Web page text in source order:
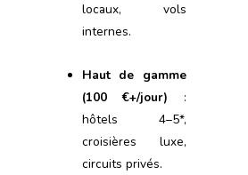
locaux, vols
internes.
Haut de gamme
(100 €+/jour) :
hôtels 4–5*,
croisières luxe,
circuits privés.